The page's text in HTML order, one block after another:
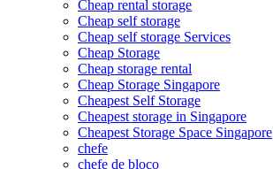
Cheap rental storage
Cheap self storage
Cheap self storage Services
Cheap Storage
Cheap storage rental
Cheap Storage Singapore
Cheapest Self Storage
Cheapest storage in Singapore
Cheapest Storage Space Singapore
chefe
chefe de bloco